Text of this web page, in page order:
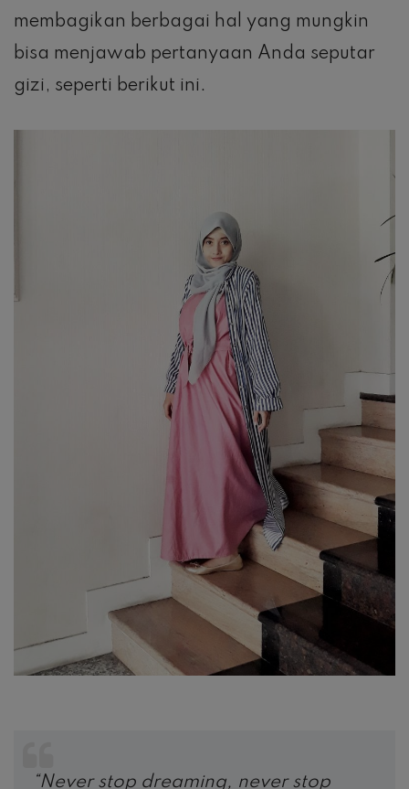
membagikan berbagai hal yang mungkin
bisa menjawab pertanyaan Anda seputar
gizi, seperti berikut ini.
“Never stop dreaming, never stop